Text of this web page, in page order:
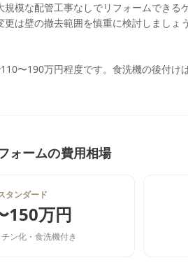
模な配管工事なしでリフォームできる
は壁の撤去範囲を慎重に検討しましょう
〜190万円程度です。食洗機の後付け
ォームの費用相場
タンダード
150万円
ン化・食洗機付き